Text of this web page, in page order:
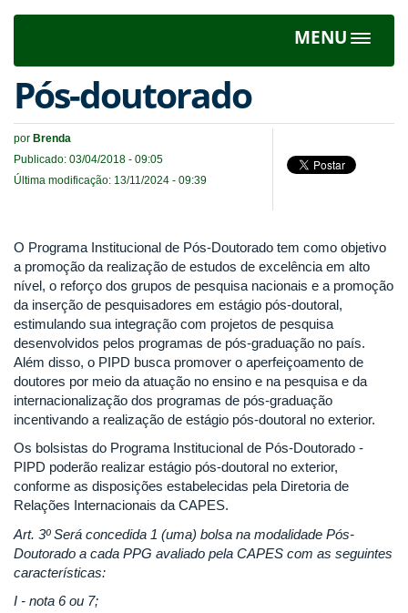
MENU
Toggle
Pós-doutorado
por Brenda
Publicado: 03/04/2018 - 09:05
Última modificação: 13/11/2024 - 09:39
O Programa Institucional de Pós-Doutorado tem como objetivo
a promoção da realização de estudos de excelência em alto
nível, o reforço dos grupos de pesquisa nacionais e a promoção
da inserção de pesquisadores em estágio pós-doutoral,
estimulando sua integração com projetos de pesquisa
desenvolvidos pelos programas de pós-graduação no país.
Além disso, o PIPD busca promover o aperfeiçoamento de
doutores por meio da atuação no ensino e na pesquisa e da
internacionalização dos programas de pós-graduação
incentivando a realização de estágio pós-doutoral no exterior.
Os bolsistas do Programa Institucional de Pós-Doutorado -
PIPD poderão realizar estágio pós-doutoral no exterior,
conforme as disposições estabelecidas pela Diretoria de
Relações Internacionais da CAPES.
Art. 3º Será concedida 1 (uma) bolsa na modalidade Pós-
Doutorado a cada PPG avaliado pela CAPES com as seguintes
características:
I - nota 6 ou 7;